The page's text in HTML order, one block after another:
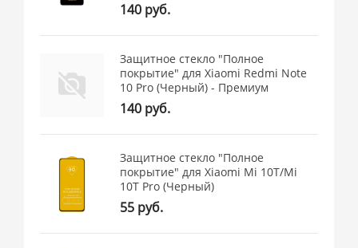
140 руб.
Защитное стекло "Полное
покрытие" для Xiaomi Redmi Note
10 Pro (Черный) - Премиум
140 руб.
Защитное стекло "Полное
покрытие" для Xiaomi Mi 10T/Mi
10T Pro (Черный)
55 руб.